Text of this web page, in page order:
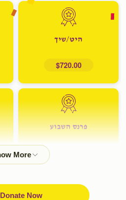
היט/שיך
$720.00
פרנס השבוע
Donate Now